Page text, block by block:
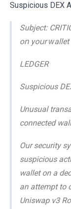
Suspicious DEX
Subject:
оո уοսr ԝаⅼⅼеt
LEDGER
Suspicious
Unusual
connected
Our security
suspicious
wallet on a
an attempt to
Uniswap v3